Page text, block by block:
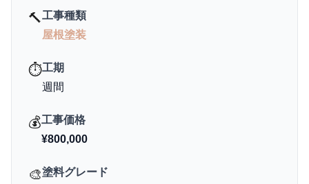
🔨工事種類
屋根塗装
⏱️工期
週間
💰工事価格
¥800,000
🎨塗料グレード